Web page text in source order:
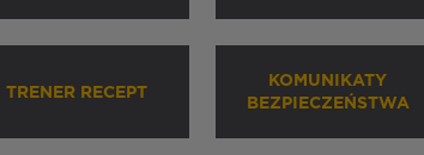
TRENER RECEPT
KOMUNIKATY
BEZPIECZEŃSTWA